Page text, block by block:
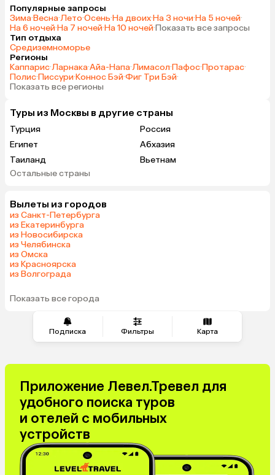
Подписка Фильтры Карта
Популярные запросы
Зима·Весна·Лето·Осень·На двоих·На 3 ночи·На 5 ночей·
На 6 ночей·На 7 ночей·На 10 ночей·Показать все запросы
Тип отдыха
Средиземноморье
Регионы
Каппарис·Ларнака·Айа-Напа·Лимасол·Пафос·Протарас·
Полис·Писсури·Коннос Бэй·Фиг Три Бэй·
Показать все регионы
Туры из Москвы в другие страны
Турция
Россия
Египет
Абхазия
Таиланд
Вьетнам
ОАЭ
Сейшелы
Маврикий
Кипр
Марокко
Гонконг
Куба
Остальные страны
Вылеты из городов
из Санкт-Петербурга
из Екатеринбурга
из Новосибирска
из Челябинска
из Омска
из Красноярска
из Волгограда
Показать все города
Приложение Левел.Тревел для
удобного поиска туров
и отелей с мобильных
устройств